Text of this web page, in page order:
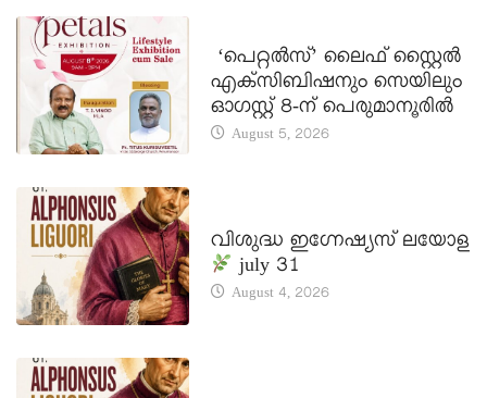
‘പെറ്റൽസ്’ ലൈഫ് സ്റ്റൈൽ
എക്സിബിഷനും സെയിലും
ഓഗസ്റ്റ് 8-ന് പെരുമാനൂരിൽ
August 5, 2026
വിശുദ്ധ ഇഗ്നേഷ്യസ് ലയോള
july 31
August 4, 2026